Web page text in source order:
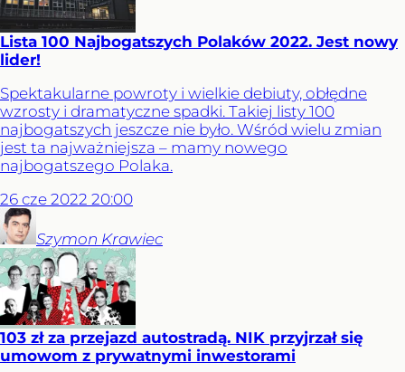
Lista 100 Najbogatszych Polaków 2022. Jest nowy
lider!
Spektakularne powroty i wielkie debiuty, obłędne
wzrosty i dramatyczne spadki. Takiej listy 100
najbogatszych jeszcze nie było. Wśród wielu zmian
jest ta najważniejsza – mamy nowego
najbogatszego Polaka.
26 cze 2022 20:00
Szymon Krawiec
103 zł za przejazd autostradą. NIK przyjrzał się
umowom z prywatnymi inwestorami